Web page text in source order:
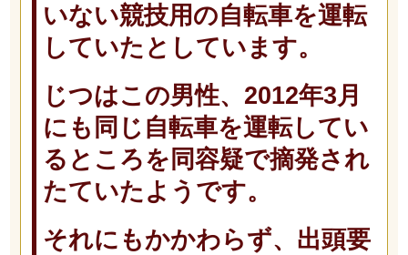
いない競技用の自転車を運転
していたとしています。
じつはこの男性、2012年3月
にも同じ自転車を運転してい
るところを同容疑で摘発され
たていたようです。
それにもかかわらず、出頭要